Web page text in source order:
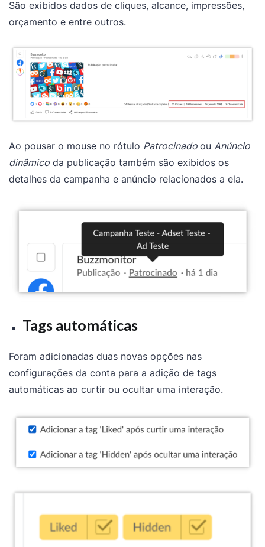
São exibidos dados de cliques, alcance, impressões,
orçamento e entre outros.
Ao pousar o mouse no rótulo Patrocinado ou Anúncio
dinâmico da publicação também são exibidos os
detalhes da campanha e anúncio relacionados a ela.
Tags automáticas
Foram adicionadas duas novas opções nas
configurações da conta para a adição de tags
automáticas ao curtir ou ocultar uma interação.